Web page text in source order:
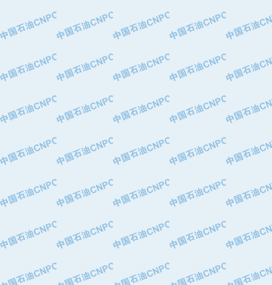
·中国石油锦西石化分公司
·大港油田集团有限责任公司
·深圳市肯多斯实业发展有限公司
·山东墨龙石油机械股份有限公司
·无锡西姆莱斯石油专用管制造有限公
·武汉钢铁（集团）公司
·马鞍山钢铁股份有限公司
·中国石油天然气股份有限公司兰州石
·中国石化茂名石化分公司
·中国石油大港油田分公司
·靖江市天和泵业有限公司
·中油油气勘探软件国家工程研究中心
·西安长庆钻宇集团咸阳石化有限公司
·新疆新冠控制系统工程有限公司
·新疆安维消防设施器材有限公司
·华北石油津工机械制造有限公司